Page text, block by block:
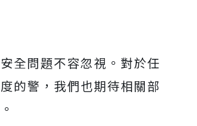
全問題不容忽視。對於任
的警，我們也期待相關部